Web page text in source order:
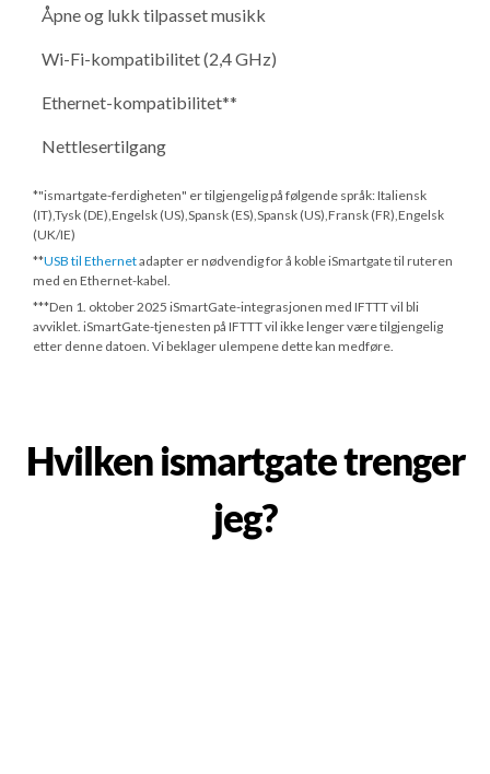
Åpne og lukk tilpasset musikk
Wi-Fi-kompatibilitet (2,4 GHz)
Ethernet-kompatibilitet**
Nettlesertilgang
*"ismartgate-ferdigheten" er tilgjengelig på følgende språk: Italiensk
(IT),Tysk (DE),Engelsk (US),Spansk (ES),Spansk (US),Fransk (FR),Engelsk
(UK/IE)
**USB til Ethernetadapter er nødvendig for å koble iSmartgate til ruteren
med en Ethernet-kabel.
***Den 1. oktober 2025 iSmartGate-integrasjonen med IFTTT vil bli
avviklet. iSmartGate-tjenesten på IFTTT vil ikke lenger være tilgjengelig
etter denne datoen. Vi beklager ulempene dette kan medføre.
Hvilken ismartgate trenger
jeg?